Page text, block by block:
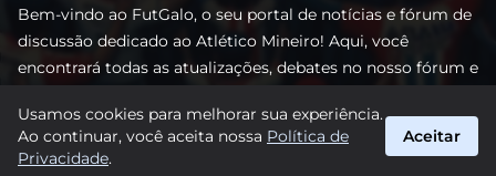
Bem-vindo ao FutGalo, o seu portal de notícias e fórum de
discussão dedicado ao Atlético Mineiro! Aqui, você
encontrará todas as atualizações, debates no nosso fórum e
e junte-se à comunidade alvinegra mais vibrante da
internet! #AtléticoMineiro #FutGalo
Usamos cookies para melhorar sua experiência.
Ao continuar, você aceita nossa Política de
Privacidade.
Aceitar